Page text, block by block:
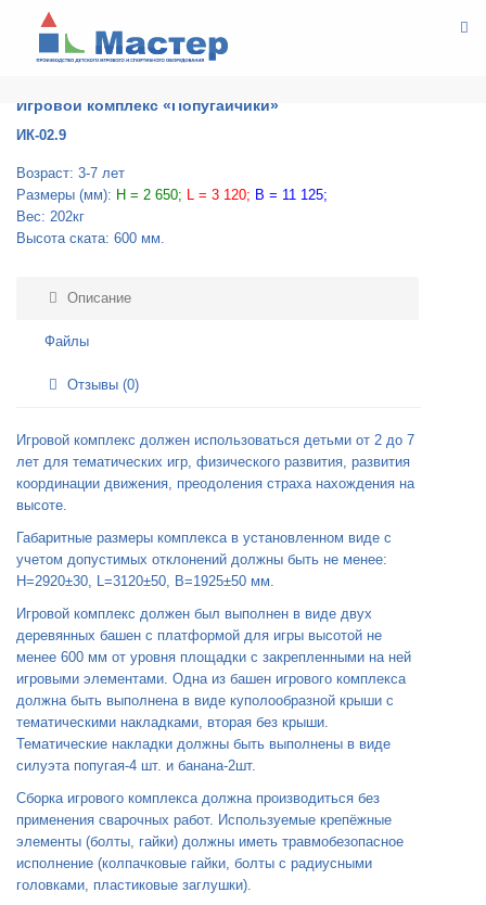
ИГРОВОЕ ОБОРУДОВАНИЕ-ЯРКИЕ ЦВЕТОВЫЕ СХЕМЫ
ИГРОВЫЕ КОМПЛЕКСЫ
Игровой комплекс «Попугайчики»
Игровой комплекс «Попугайчики»
ИК-02.9
Возраст: 3-7 лет
Размеры (мм): H = 2 650; L = 3 120; B = 11 125;
Вес: 202кг
Высота ската: 600 мм.
Описание
Файлы
Отзывы (0)
Игровой комплекс должен использоваться детьми от 2 до 7
лет для тематических игр, физического развития, развития
координации движения, преодоления страха нахождения на
высоте.
Габаритные размеры комплекса в установленном виде с
учетом допустимых отклонений должны быть не менее:
H=2920±30, L=3120±50, B=1925±50 мм.
Игровой комплекс должен был выполнен в виде двух
деревянных башен с платформой для игры высотой не
менее 600 мм от уровня площадки с закрепленными на ней
игровыми элементами. Одна из башен игрового комплекса
должна быть выполнена в виде куполообразной крыши с
тематическими накладками, вторая без крыши.
Тематические накладки должны быть выполнены в виде
силуэта попугая-4 шт. и банана-2шт.
Сборка игрового комплекса должна производиться без
применения сварочных работ. Используемые крепёжные
элементы (болты, гайки) должны иметь травмобезопасное
исполнение (колпачковые гайки, болты с радиусными
головками, пластиковые заглушки).